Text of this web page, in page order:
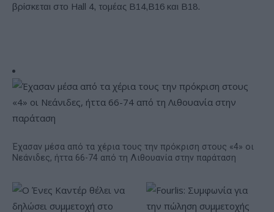
βρίσκεται στο Hall 4, τομέας Β14,Β16 και Β18.
Έχασαν μέσα από τα χέρια τους την πρόκριση στους «4» οι
Νεάνιδες, ήττα 66-74 από τη Λιθουανία στην παράταση